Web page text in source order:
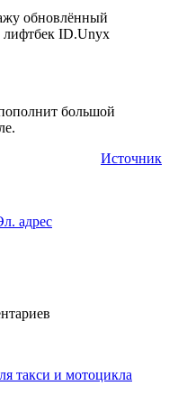
большой
Источник
адрес
такси и мотоцикла